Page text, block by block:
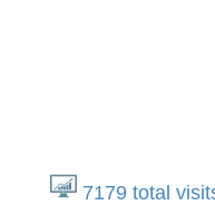
7179 total